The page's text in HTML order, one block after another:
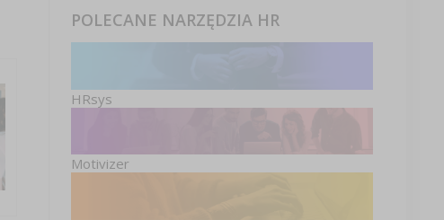
POLECANE NARZĘDZIA HR
HRsys
Motivizer